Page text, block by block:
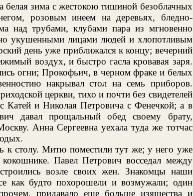
зима с жестокою тишиной безоблачных
розовым инеем на деревьях, бледно-
над трубами, клубами пара из мгновенно
укушенными лицами людей и хлопотливым
день уже приближался к концу; вечерний
воздух, и быстро гасла кровавая заря.
огни; Прокофьич, в черном фраке и белых
накрывал стол на семь приборов.
церкви, тихо и почти без свидетелей
Катей и Николая Петровича с Фенечкой; а в
давал прощальный обед своему брату,
Анна Сергеевна уехала туда же тотчас
к столу. Митю поместили тут же; у него уже
Павел Петрович восседал между
возле своих жен. Знакомцы наши
как будто похорошели и возмужали; один
придавало еще больше изящества и